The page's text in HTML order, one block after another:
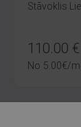
Stāvoklis
110.00 €
No 5.00€/